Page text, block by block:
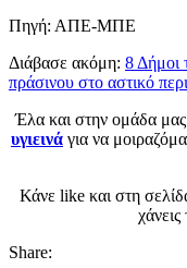
Πηγή: ΑΠΕ-ΜΠΕ
Διάβασε ακόμη: 8 Δήμοι
πράσινου στο αστικό
Έλα και στην ομάδα μας
υγιεινά για να
Κάνε like και στη
Share: